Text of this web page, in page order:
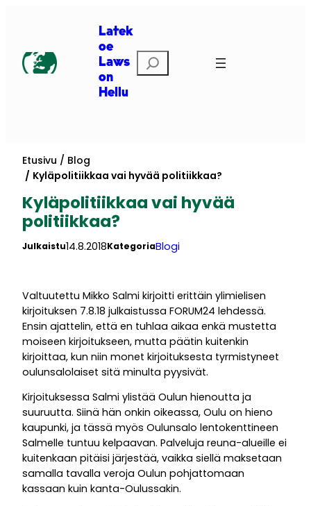
Latek
oe
Laws
on
Hellu
Etsi
Etusivu
Blog
Kyläpolitiikkaa vai hyvää politiikkaa?
Kyläpolitiikkaa vai hyvää
politiikkaa?
Julkaistu14.8.2018KategoriaBlogi
Valtuutettu Mikko Salmi kirjoitti erittäin ylimielisen
kirjoituksen 7.8.18 julkaistussa FORUM24 lehdessä.
Ensin ajattelin, että en tuhlaa aikaa enkä mustetta
moiseen kirjoitukseen, mutta päätin kuitenkin
kirjoittaa, kun niin monet kirjoituksesta tyrmistyneet
oulunsalolaiset sitä minulta pyysivät.
Kirjoituksessa Salmi ylistää Oulun hienoutta ja
suuruutta. Siinä hän onkin oikeassa, Oulu on hieno
kaupunki, ja tässä myös Oulunsalo lentokenttineen
Salmelle tuntuu kelpaavan. Palveluja reuna-alueille ei
kuitenkaan pitäisi järjestää, vaikka siellä maksetaan
samalla tavalla veroja Oulun pohjattomaan
kassaan kuin kanta-Oulussakin.